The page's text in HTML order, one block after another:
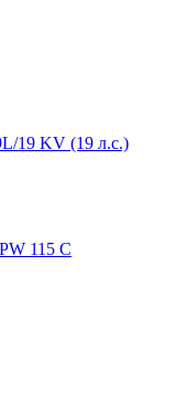
19 KV (19 л.с.)